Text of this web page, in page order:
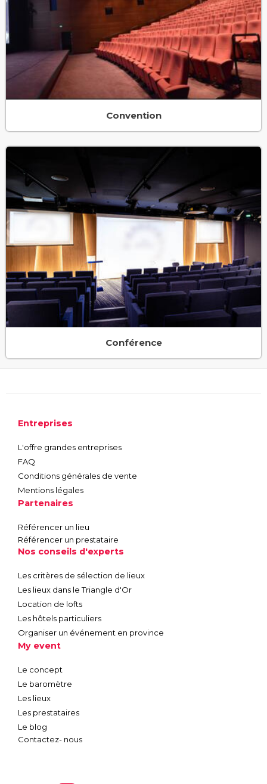
Convention
Conférence
Entreprises
L'offre grandes entreprises
FAQ
Conditions générales de vente
Mentions légales
Partenaires
Référencer un lieu
Référencer un prestataire
Nos conseils d'experts
Les critères de sélection de lieux
Les lieux dans le Triangle d'Or
Location de lofts
Les hôtels particuliers
Organiser un événement en province
My event
Le concept
Le baromètre
Les lieux
Les prestataires
Le blog
Contactez- nous